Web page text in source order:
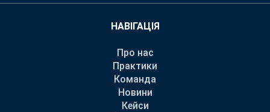
НАВІГАЦІЯ
Про нас
Практики
Команда
Новини
Кейси